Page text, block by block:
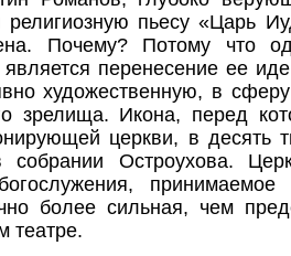
религиозную пьесу «Царь
Почему? Потому что
является перенесение ее
художественную, в
зрелища. Икона, перед
церкви, в десять
собрании Остроухова.
принимаемое
более сильная, чем
театре.